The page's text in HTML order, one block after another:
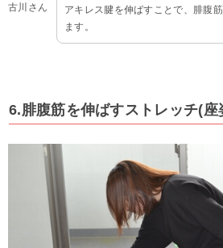
古川さん
アキレス腱を伸ばすことで、腓腹
ます。
6.腓腹筋を伸ばすストレッチ(座